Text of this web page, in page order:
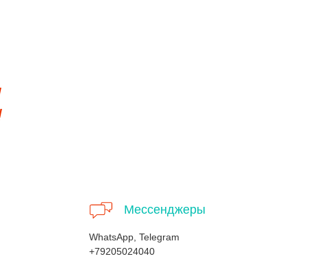
Мессенджеры
WhatsApp, Telegram
+79205024040